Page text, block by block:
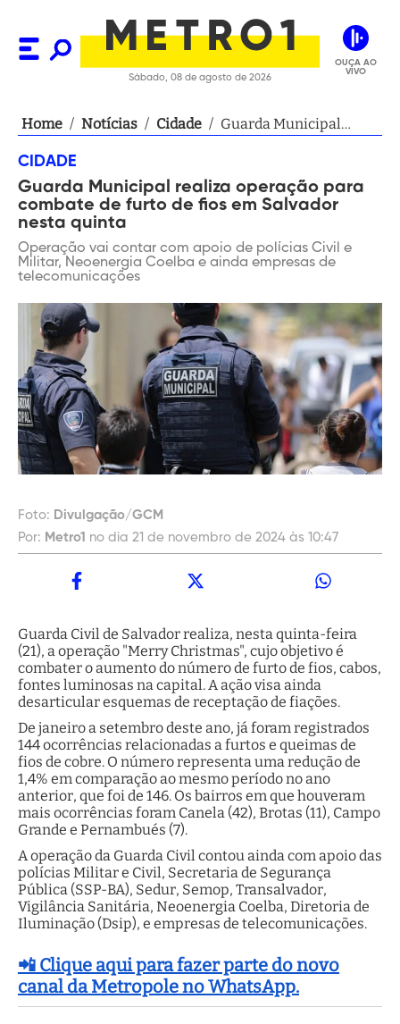
Sábado, 08 de agosto de 2026
OUÇA AO
VIVO
Home / Notícias / Cidade / Guarda Municipal
fios em Salvador nesta
quinta
CIDADE
Guarda Municipal realiza operação para
combate de furto de fios em Salvador
nesta quinta
Operação vai contar com apoio de polícias Civil e
Militar, Neoenergia Coelba e ainda empresas de
telecomunicações
Foto: Divulgação/GCM
Por: Metro1 no dia 21 de novembro de 2024 às 10:47
Guarda Civil de Salvador realiza, nesta quinta-feira
(21), a operação "Merry Christmas", cujo objetivo é
combater o aumento do número de furto de fios, cabos,
fontes luminosas na capital. A ação visa ainda
desarticular esquemas de receptação de fiações.
De janeiro a setembro deste ano, já foram registrados
144 ocorrências relacionadas a furtos e queimas de
fios de cobre. O número representa uma redução de
1,4% em comparação ao mesmo período no ano
anterior, que foi de 146. Os bairros em que houveram
mais ocorrências foram Canela (42), Brotas (11), Campo
Grande e Pernambués (7).
A operação da Guarda Civil contou ainda com apoio das
polícias Militar e Civil, Secretaria de Segurança
Pública (SSP-BA), Sedur, Semop, Transalvador,
Vigilância Sanitária, Neoenergia Coelba, Diretoria de
Iluminação (Dsip), e empresas de telecomunicações.
📲 Clique aqui para fazer parte do novo
canal da Metropole no WhatsApp.